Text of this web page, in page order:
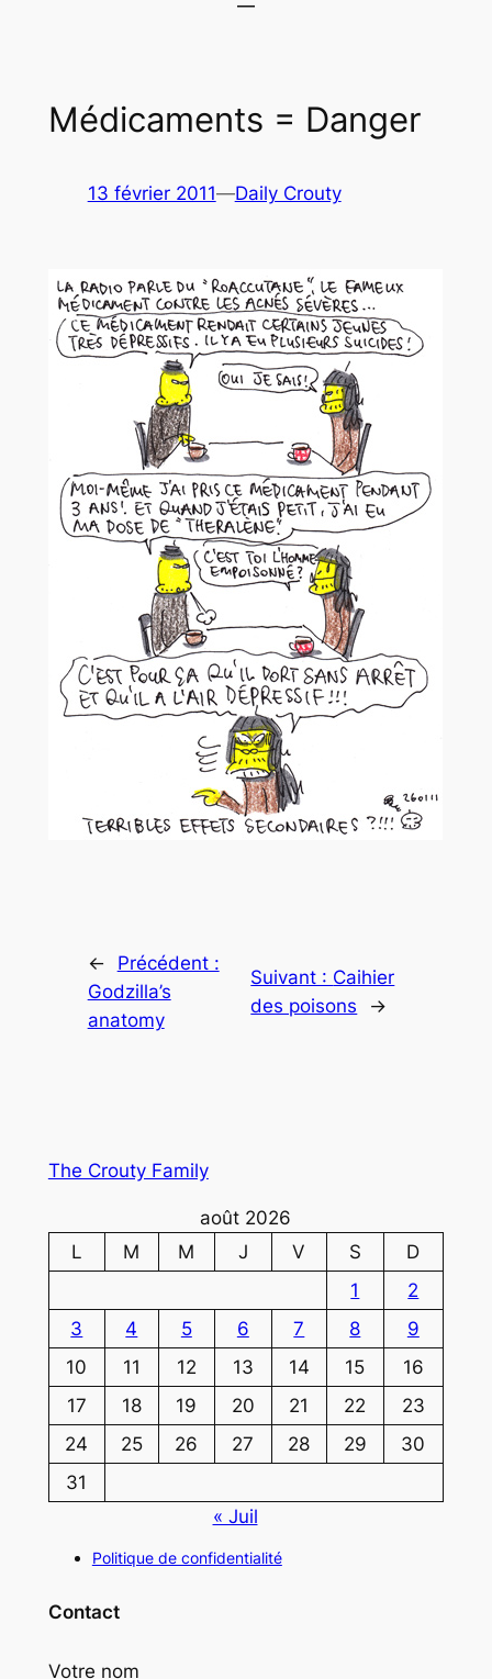
Médicaments = Danger
13 février 2011—Daily Crouty
←
Précédent :
Godzilla’s
anatomy
Suivant : Caihier
des poisons
→
The Crouty Family
août 2026
L
M M J V S
D
1
2
3
4 5 6 7 8
9
10
11 12 13 14 15
16
17
18 19 20 21 22
23
24
25 26 27 28 29
30
31
« Juil
Politique de confidentialité
Contact
Votre nom